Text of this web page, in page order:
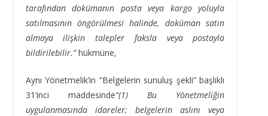
tarafından dokümanın posta veya kargo yoluyla
satılmasının öngörülmesi halinde, doküman satın
almaya ilişkin talepler faksla veya postayla
bildirilebilir.”hükmüne,
Aynı Yönetmelik’in “Belgelerin sunuluş şekli” başlıklı
31’inci maddesinde“(1) Bu Yönetmeliğin
uygulanmasında idareler; belgelerin aslını veya